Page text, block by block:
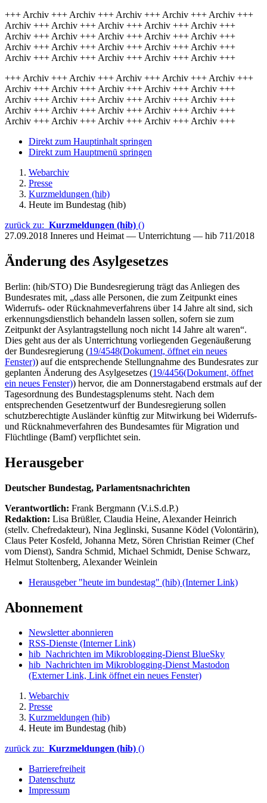
+++ Archiv +++ Archiv +++ Archiv +++ Archiv +++ Archiv +++
Archiv +++ Archiv +++ Archiv +++ Archiv +++ Archiv +++
Archiv +++ Archiv +++ Archiv +++ Archiv +++ Archiv +++
Archiv +++ Archiv +++ Archiv +++ Archiv +++ Archiv +++
Archiv +++ Archiv +++ Archiv +++ Archiv +++ Archiv +++
+++ Archiv +++ Archiv +++ Archiv +++ Archiv +++ Archiv +++
Archiv +++ Archiv +++ Archiv +++ Archiv +++ Archiv +++
Archiv +++ Archiv +++ Archiv +++ Archiv +++ Archiv +++
Archiv +++ Archiv +++ Archiv +++ Archiv +++ Archiv +++
Archiv +++ Archiv +++ Archiv +++ Archiv +++ Archiv +++
Direkt zum Hauptinhalt springen
Direkt zum Hauptmenü springen
Webarchiv
Presse
Kurzmeldungen (hib)
Heute im Bundestag (hib)
zurück zu: Kurzmeldungen (hib) ()
27.09.2018 Inneres und Heimat — Unterrichtung — hib 711/2018
Änderung des Asylgesetzes
Berlin: (hib/STO) Die Bundesregierung trägt das Anliegen des
Bundesrates mit, „dass alle Personen, die zum Zeitpunkt eines
Widerrufs- oder Rücknahmeverfahrens über 14 Jahre alt sind, sich
erkennungsdienstlich behandeln lassen sollen, sofern sie zum
Zeitpunkt der Asylantragstellung noch nicht 14 Jahre alt waren“.
Dies geht aus der als Unterrichtung vorliegenden Gegenäußerung
der Bundesregierung (19/4548(Dokument, öffnet ein neues
Fenster)) auf die entsprechende Stellungnahme des Bundesrates zur
geplanten Änderung des Asylgesetzes (19/4456(Dokument, öffnet
ein neues Fenster)) hervor, die am Donnerstagabend erstmals auf der
Tagesordnung des Bundestagsplenums steht. Nach dem
entsprechenden Gesetzentwurf der Bundesregierung sollen
schutzberechtigte Ausländer künftig zur Mitwirkung bei Widerrufs-
und Rücknahmeverfahren des Bundesamtes für Migration und
Flüchtlinge (Bamf) verpflichtet sein.
Herausgeber
Deutscher Bundestag, Parlamentsnachrichten
Verantwortlich: Frank Bergmann (V.i.S.d.P.)
Redaktion: Lisa Brüßler, Claudia Heine, Alexander Heinrich
(stellv. Chefredakteur), Nina Jeglinski, Susanne Ködel (Volontärin),
Claus Peter Kosfeld, Johanna Metz, Sören Christian Reimer (Chef
vom Dienst), Sandra Schmid, Michael Schmidt, Denise Schwarz,
Helmut Stoltenberg, Alexander Weinlein
Herausgeber "heute im bundestag" (hib) (Interner Link)
Abonnement
Newsletter abonnieren
RSS-Dienste (Interner Link)
hib_Nachrichten im Mikroblogging-Dienst BlueSky
hib_Nachrichten im Mikroblogging-Dienst Mastodon
(Externer Link, Link öffnet ein neues Fenster)
Webarchiv
Presse
Kurzmeldungen (hib)
Heute im Bundestag (hib)
zurück zu: Kurzmeldungen (hib) ()
Barrierefreiheit
Datenschutz
Impressum